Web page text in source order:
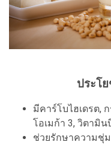
ประโ
มีคาร์โบไฮเดรต,
โอเมก้า 3, วิตามิ
ช่วยรักษาความชุ่